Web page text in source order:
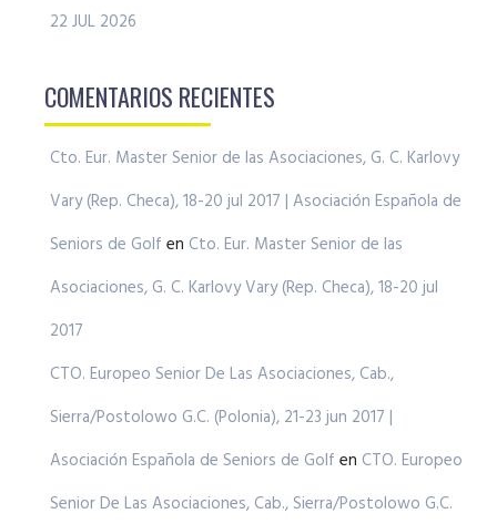
22 JUL 2026
COMENTARIOS RECIENTES
Cto. Eur. Master Senior de las Asociaciones, G. C. Karlovy
Vary (Rep. Checa), 18-20 jul 2017 | Asociación Española de
Seniors de Golf en Cto. Eur. Master Senior de las
Asociaciones, G. C. Karlovy Vary (Rep. Checa), 18-20 jul
2017
CTO. Europeo Senior De Las Asociaciones, Cab.,
Sierra/Postolowo G.C. (Polonia), 21-23 jun 2017 |
Asociación Española de Seniors de Golf en CTO. Europeo
Senior De Las Asociaciones, Cab., Sierra/Postolowo G.C.